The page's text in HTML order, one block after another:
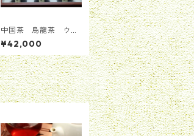
中国茶 烏龍茶 ウー
ロン 鳳凰単叢古樹 稀
少香型コレクション
8g＊6缶 ギフトボッ
クス入り
¥42,000